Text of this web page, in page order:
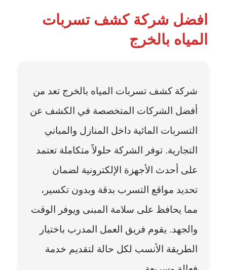
افضل شركة كشف تسربات
المياه بالخرج
شركة كشف تسربات المياه بالخرج تعد من
أفضل الشركات المتخصصة في الكشف عن
التسربات المائية داخل المنازل والمباني
التجارية. توفر الشركة حلولاً متكاملة تعتمد
على أحدث الأجهزة الإلكترونية لضمان
تحديد مواقع التسرب بدقة وبدون تكسير،
مما يحافظ على سلامة المبنى ويوفر الوقت
والجهد. يقوم فريق العمل المدرب باختيار
الطريقة الأنسب لكل حالة لتقديم خدمة